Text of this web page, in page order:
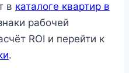
в каталоге квартир в
рабочей
ROI и перейти к
.